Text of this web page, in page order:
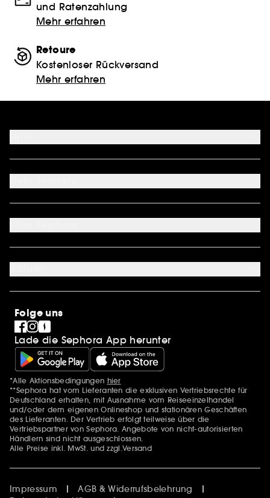
und Ratenzahlung
Mehr erfahren
Retoure
Kostenloser Rückversand
Mehr erfahren
FAQ
Kontakt
Mein Konto
Sephora Unlimited
Über uns
Karriere
SEPHORA Prize
Pride
Folge uns
Lade die Sephora App herunter
Zusätzlich Erwähnungen
*Alle Aktionsbedingungen hier
**Sephora hat vom Lieferanten die exklusiven Vertriebsrechte für
Deutschland erhalten, mit Ausnahme vom Reiseeinzelhandel
und/oder dem eigenen Onlineshop und stationären Geschäften
des Lieferanten. Der Vertrieb erfolgt teilweise über die
Vertriebspartner von Sephora. Angebote von nicht-autorisierten
Händlern sind nicht ausgeschlossen.
Alle Preise inkl. MwSt. und zzgl.Versand
Impressum
AGB & Widerrufsbelehrung